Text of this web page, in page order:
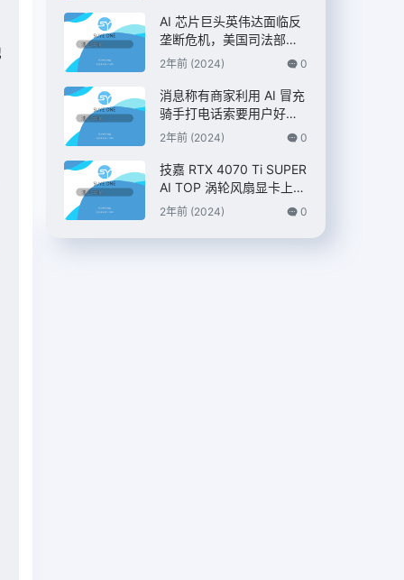
AI 芯片巨头英伟达面临反
垄断危机，美国司法部双
管齐下展开调查 – IT之家
2年前 (2024) 0
消息称有商家利用 AI 冒充
骑手打电话索要用户好
评，“平台考核”、“高温补
2年前 (2024) 0
技嘉 RTX 4070 Ti SUPER
AI TOP 涡轮风扇显卡上
市，7399 元
2年前 (2024) 0